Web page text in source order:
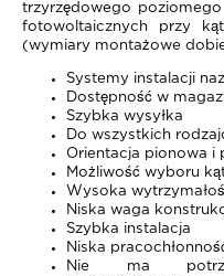
trzyrzędowego
fotowoltaicznych przy
(wymiary montażowe
Systemy instalacji
Dostępność w
Szybka wysyłka
Do wszystkich
Orientacja pionowa i
Możliwość wyboru
Wysoka
Niska waga
Szybka instalacja
Niska
Nie ma